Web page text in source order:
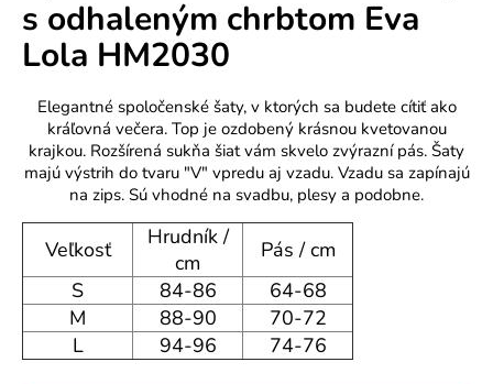
s odhaleným chrbtom Eva
Lola HM2030
Elegantné spoločenské šaty, v ktorých sa budete cítiť ako
kráľovná večera. Top je ozdobený krásnou kvetovanou
krajkou. Rozšírená sukňa šiat vám skvelo zvýrazní pás. Šaty
majú výstrih do tvaru "V" vpredu aj vzadu. Vzadu sa zapínajú
na zips. Sú vhodné na svadbu, plesy a podobne.
Veľkosť
Hrudník /
cm
Pás / cm
S
84-86
64-68
M
88-90
70-72
L
94-96 74-76
d
p
o
č
a
e